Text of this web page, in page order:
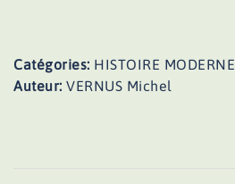
Catégories: HISTOIRE MODERNE
Auteur: VERNUS Michel